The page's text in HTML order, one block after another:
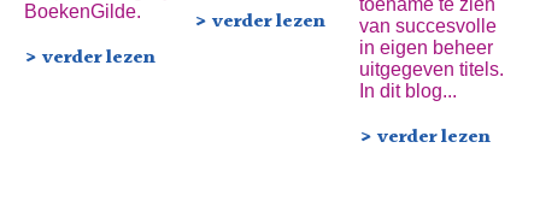
BoekenGilde.
> verder lezen
> verder lezen
toename te zien
van succesvolle
in eigen beheer
uitgegeven titels.
In dit blog...
> verder lezen